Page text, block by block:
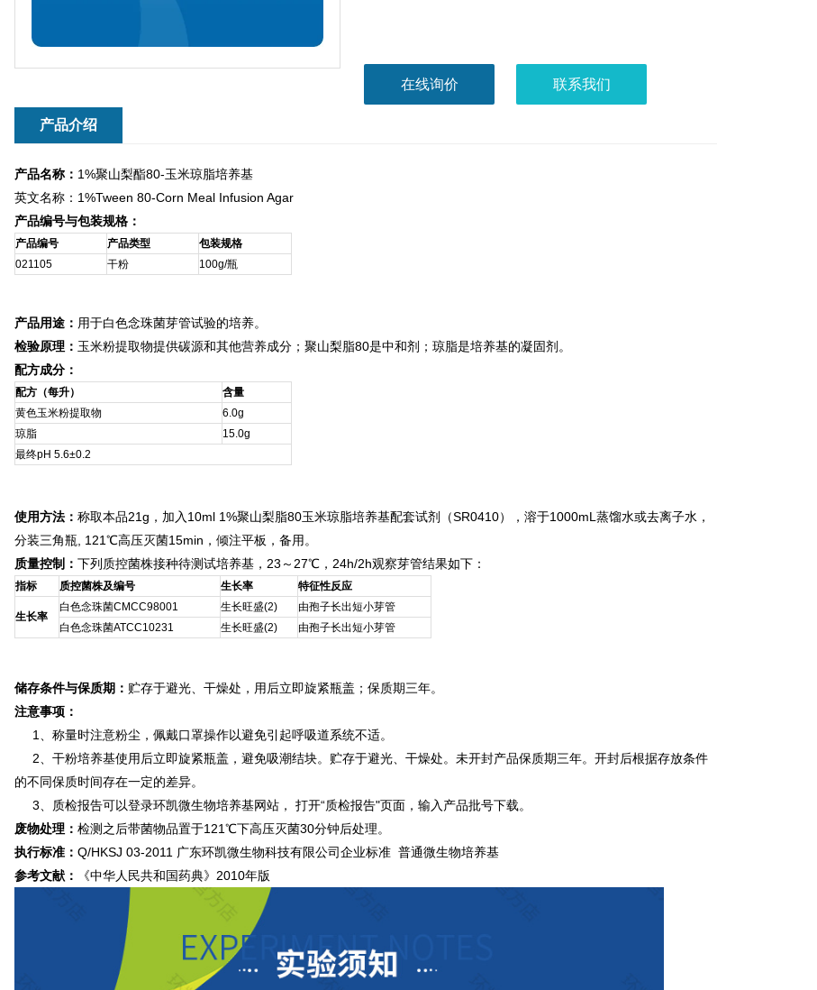
在线询价 联系我们
产品介绍
产品名称： 1%聚山梨酯80-玉米琼脂培养基
英文名称：1%Tween 80-Corn Meal Infusion Agar
产品编号与包装规格：
产品编号 产品类型
包装规格
021105
干粉 100g/瓶
产品用途： 用于白色念珠菌芽管试验的培养。
检验原理： 玉米粉提取物提供碳源和其他营养成分；聚山梨脂80是中和剂；琼脂是培养基的凝固剂。
配方成分：
配方（每升）
含量
黄色玉米粉提取物
6.0g
琼脂
15.0g
最终pH 5.6±0.2
使用方法： 称取本品21g，加入10ml 1%聚山梨脂80玉米琼脂培养基配套试剂（SR0410），溶于1000mL蒸馏水或去离子水，
分装三角瓶, 121℃高压灭菌15min，倾注平板，备用。
质量控制： 下列质控菌株接种待测试培养基，23～27℃，24h/2h观察芽管结果如下：
指标 质控菌株及编号 生长率 特征性反应
生长率
白色念珠菌CMCC98001 生长旺盛(2)
由孢子长出短小芽管
白色念珠菌ATCC10231
生长旺盛(2) 由孢子长出短小芽管
储存条件与保质期： 贮存于避光、干燥处，用后立即旋紧瓶盖；保质期三年。
注意事项：
1、称量时注意粉尘，佩戴口罩操作以避免引起呼吸道系统不适。
2、干粉培养基使用后立即旋紧瓶盖，避免吸潮结块。贮存于避光、干燥处。未开封产品保质期三年。开封后根据存放条件
的不同保质时间存在一定的差异。
3、质检报告可以登录环凯微生物培养基网站， 打开“质检报告"页面，输入产品批号下载。
废物处理： 检测之后带菌物品置于121℃下高压灭菌30分钟后处理。
执行标准： Q/HKSJ 03-2011 广东环凯微生物科技有限公司企业标准 普通微生物培养基
参考文献：
《中华人民共和国药典》2010年版